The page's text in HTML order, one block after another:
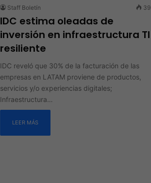
Staff Boletín 39
IDC estima oleadas de
inversión en infraestructura TI
resiliente
IDC reveló que 30% de la facturación de las
empresas en LATAM proviene de productos,
servicios y/o experiencias digitales;
Infraestructura…
LEER MÁS